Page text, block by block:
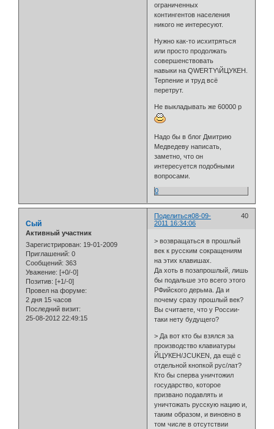
ограниченных
контингентов населения
никого не интересуют.
Нужно как-то исхитряться
или просто продолжать
совершенствовать
навыки на QWERTY\ЙЦУКЕН.
Терпение и труд всё
перетрут.
Не выкладывать же 60000 р
Надо бы в блог Дмитрию
Медведеву написать,
заметно, что он
интересуется подобными
вопросами.
0
Поделиться 40
08-09-
2011 16:34:06
Сый
Активный участник
Зарегистрирован: 19-01-2009
Приглашений: 0
Сообщений: 363
Уважение: [+0/-0]
Позитив: [+1/-0]
Провел на форуме:
2 дня 15 часов
Последний визит:
25-08-2012 22:49:15
> возвращаться в прошлый
век к русским сокращениям
на этих клавишах.
Да хоть в позапрошлый, лишь
бы подальше это всего этого
РФийского дерьма. Да и
почему сразу прошлый век?
Вы считаете, что у России-
таки нету будущего?
> Да вот кто бы взялся за
производство клавиатуры
ЙЦУКЕН/JCUKEN, да ещё с
отдельной кнопкой рус/лат?
Кто бы сперва уничтожил
государство, которое
призвано подавлять и
уничтожать русскую нацию и,
таким образом, и виновно в
том числе в отсутствии